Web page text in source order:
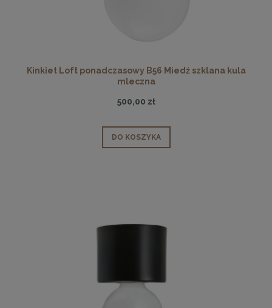
Kinkiet Loft ponadczasowy B56 Miedź szklana kula
mleczna
500,00 zł
DO KOSZYKA